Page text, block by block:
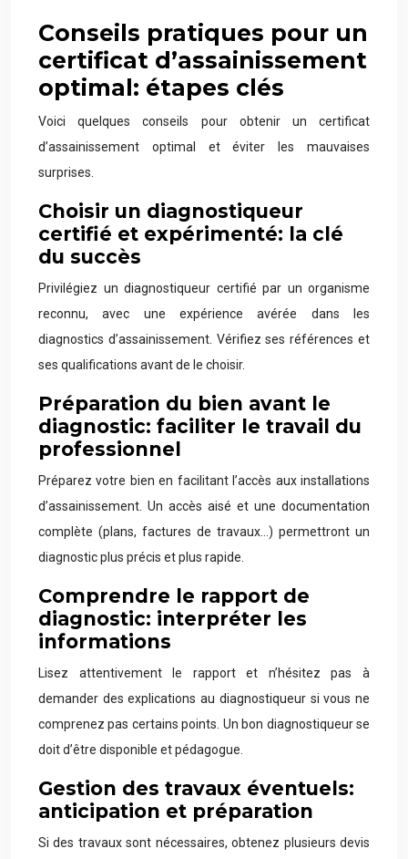
Conseils pratiques pour un
certificat d’assainissement
optimal: étapes clés
Voici quelques conseils pour obtenir un certificat
d’assainissement optimal et éviter les mauvaises
surprises.
Choisir un diagnostiqueur
certifié et expérimenté: la clé
du succès
Privilégiez un diagnostiqueur certifié par un organisme
reconnu, avec une expérience avérée dans les
diagnostics d’assainissement. Vérifiez ses références et
ses qualifications avant de le choisir.
Préparation du bien avant le
diagnostic: faciliter le travail du
professionnel
Préparez votre bien en facilitant l’accès aux installations
d’assainissement. Un accès aisé et une documentation
complète (plans, factures de travaux…) permettront un
diagnostic plus précis et plus rapide.
Comprendre le rapport de
diagnostic: interpréter les
informations
Lisez attentivement le rapport et n’hésitez pas à
demander des explications au diagnostiqueur si vous ne
comprenez pas certains points. Un bon diagnostiqueur se
doit d’être disponible et pédagogue.
Gestion des travaux éventuels:
anticipation et préparation
Si des travaux sont nécessaires, obtenez plusieurs devis